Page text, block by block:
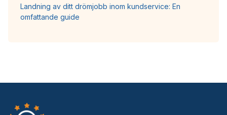
Landning av ditt drömjobb inom kundservice: En
omfattande guide